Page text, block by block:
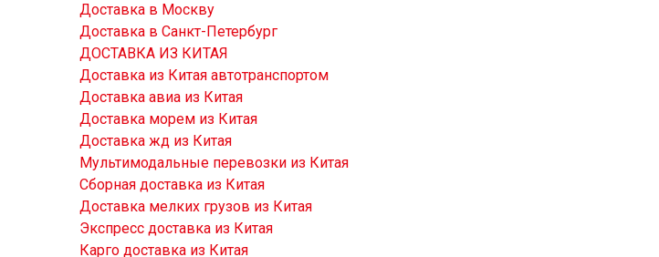
Доставка в Москву
Доставка в Санкт-Петербург
ДОСТАВКА ИЗ КИТАЯ
Доставка из Китая автотранспортом
Доставка авиа из Китая
Доставка морем из Китая
Доставка жд из Китая
Мультимодальные перевозки из Китая
Сборная доставка из Китая
Доставка мелких грузов из Китая
Экспресс доставка из Китая
Карго доставка из Китая